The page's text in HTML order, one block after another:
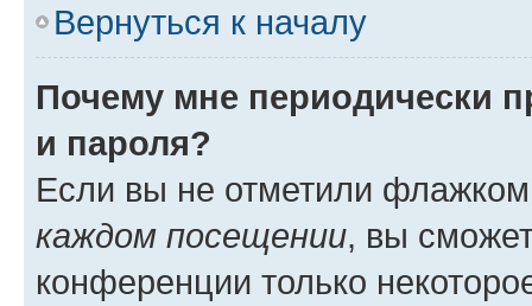
Вернуться к началу
Почему мне периодически
и пароля?
Если вы не отметили
каждом посещении, вы
конференции только